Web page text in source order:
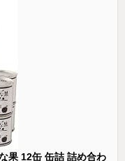
果 12缶 缶詰 詰め合わ